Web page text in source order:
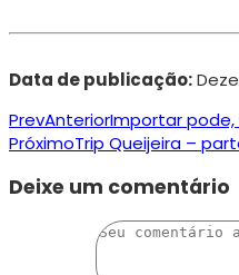
Data de publicação:
PrevAnteriorImportar pode,
PróximoTrip Queijeira –
Deixe um comentário